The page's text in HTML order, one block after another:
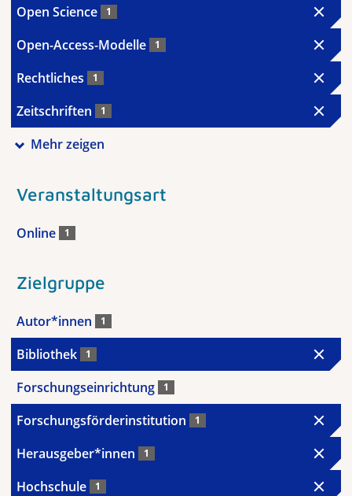
Open Science 1
Open-Access-Modelle 1
Rechtliches 1
Zeitschriften 1
Mehr zeigen
Veranstaltungsart
Online 1
Zielgruppe
Autor*innen 1
Bibliothek 1
Forschungseinrichtung 1
Forschungsförderinstitution 1
Herausgeber*innen 1
Hochschule 1